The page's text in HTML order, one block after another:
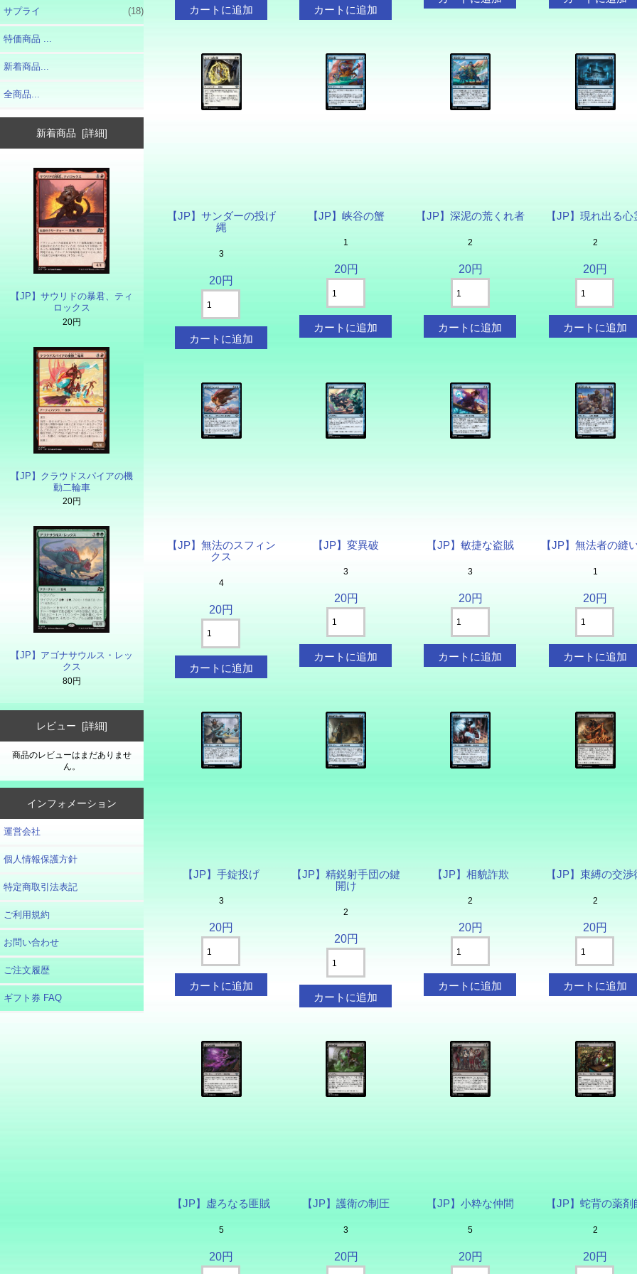
サプライ (18)
特価商品 ...
新着商品...
全商品...
新着商品 [詳細]
【JP】サウリドの暴君、ティ
ロックス
20円
【JP】クラウドスパイアの機
動二輪車
20円
【JP】アゴナサウルス・レッ
クス
80円
レビュー [詳細]
商品のレビューはまだありませ
ん。
インフォメーション
運営会社
個人情報保護方針
特定商取引法表記
ご利用規約
お問い合わせ
ご注文履歴
ギフト券 FAQ
【JP】サンダーの投げ
縄
3
20円
【JP】峡谷の蟹
1
20円
【JP】深泥の荒くれ者
2
20円
【JP】現れ出る心
2
20円
【JP】無法のスフィン
クス
4
20円
【JP】変異破
3
20円
【JP】敏捷な盗賊
3
20円
【JP】無法者の縫
1
20円
【JP】手錠投げ
3
20円
【JP】精鋭射手団の鍵
開け
2
20円
【JP】相貌詐欺
2
20円
【JP】束縛の交渉
2
20円
【JP】虚ろなる匪賊
5
20円
【JP】護衛の制圧
3
20円
【JP】小粋な仲間
5
20円
【JP】蛇背の薬剤
2
20円